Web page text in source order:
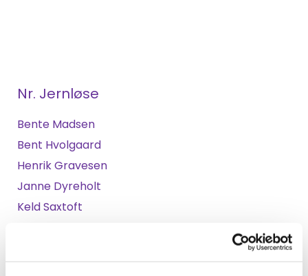
Nr. Jernløse
Bente Madsen
Bent Hvolgaard
Henrik Gravesen
Janne Dyreholt
Keld Saxtoft